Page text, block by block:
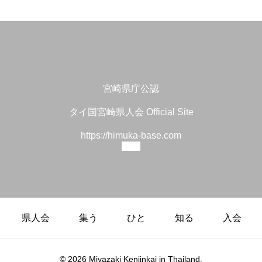
宮崎県庁公認
タイ国宮崎県人会 Official Site
https://himuka-base.com
県人会 集う ひと 知る 入会
© 2026 Miyazaki Kenjinkai in Thailand.